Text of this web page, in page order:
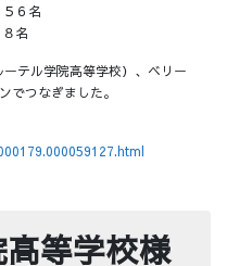
６名
名
テル学院高等学校）、ベリー
でつなぎました。
高等学校様